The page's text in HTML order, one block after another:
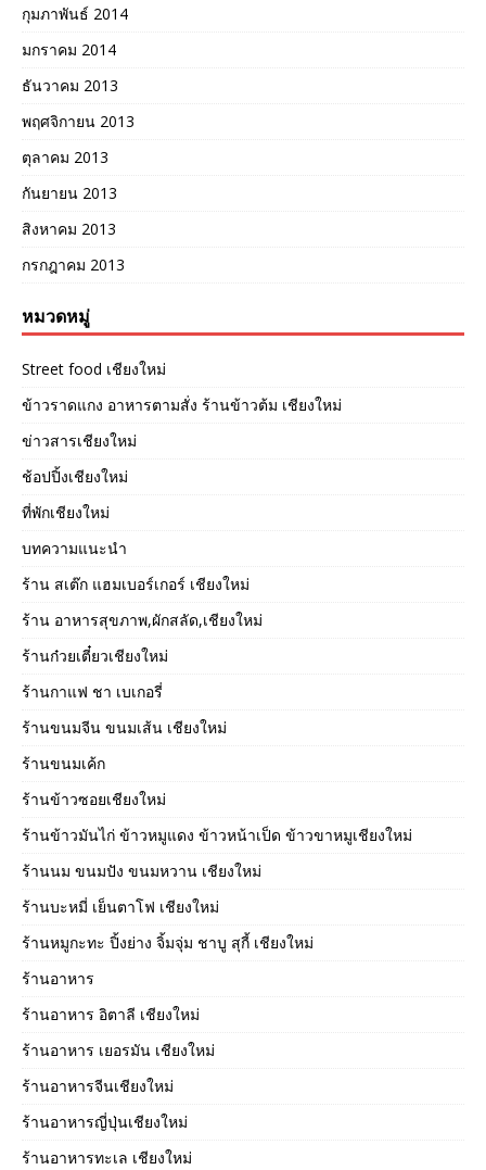
กุมภาพันธ์ 2014
มกราคม 2014
ธันวาคม 2013
พฤศจิกายน 2013
ตุลาคม 2013
กันยายน 2013
สิงหาคม 2013
กรกฎาคม 2013
หมวดหมู่
Street food เชียงใหม่
ข้าวราดแกง อาหารตามสั่ง ร้านข้าวต้ม เชียงใหม่
ข่าวสารเชียงใหม่
ช้อปปิ้งเชียงใหม่
ที่พักเชียงใหม่
บทความแนะนำ
ร้าน สเต๊ก แฮมเบอร์เกอร์ เชียงใหม่
ร้าน อาหารสุขภาพ,ผักสลัด,เชียงใหม่
ร้านก๋วยเตี๋ยวเชียงใหม่
ร้านกาแฟ ชา เบเกอรี่
ร้านขนมจีน ขนมเส้น เชียงใหม่
ร้านขนมเค้ก
ร้านข้าวซอยเชียงใหม่
ร้านข้าวมันไก่ ข้าวหมูแดง ข้าวหน้าเป็ด ข้าวขาหมูเชียงใหม่
ร้านนม ขนมปัง ขนมหวาน เชียงใหม่
ร้านบะหมี่ เย็นตาโฟ เชียงใหม่
ร้านหมูกะทะ ปิ้งย่าง จิ้มจุ่ม ชาบู สุกี้ เชียงใหม่
ร้านอาหาร
ร้านอาหาร อิตาลี เชียงใหม่
ร้านอาหาร เยอรมัน เชียงใหม่
ร้านอาหารจีนเชียงใหม่
ร้านอาหารญี่ปุ่นเชียงใหม่
ร้านอาหารทะเล เชียงใหม่